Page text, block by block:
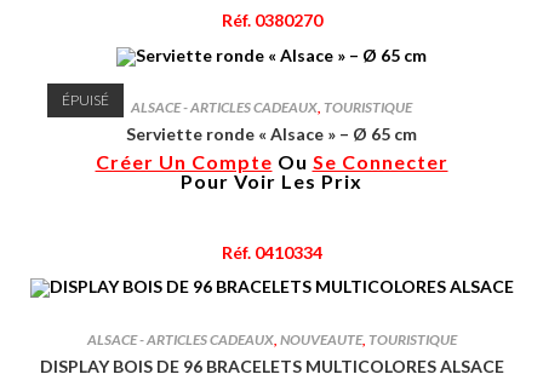
Réf. 0380270
ÉPUISÉ ALSACE - ARTICLES CADEAUX, TOURISTIQUE
Serviette ronde « Alsace » – Ø 65 cm
Créer Un Compte Ou Se Connecter
Pour Voir Les Prix
Réf. 0410334
ALSACE - ARTICLES CADEAUX, NOUVEAUTE, TOURISTIQUE
DISPLAY BOIS DE 96 BRACELETS MULTICOLORES ALSACE